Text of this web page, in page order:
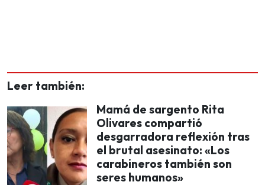
Leer también:
Mamá de sargento Rita
Olivares compartió
desgarradora reflexión tras
el brutal asesinato: «Los
carabineros también son
seres humanos»